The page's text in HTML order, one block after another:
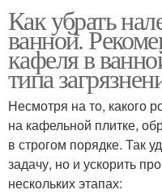
Как убрать
ванной.
кафеля в
типа
Несмотря на то, какого
на кафельной плитке,
в строгом порядке. Так
задачу, но и ускорить
нескольких этапах: